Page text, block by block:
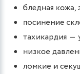
бледная
посинение
тахикардия ―
низкое
ломкие и